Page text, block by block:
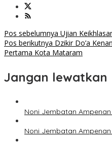
Navigasi
pos
Pos sebelumnya Ujian
Pos berikutnya Dzikir Do’a
Pertama Kota Mataram
Jangan lewatkan
Noni Jembatan
Noni Jembatan